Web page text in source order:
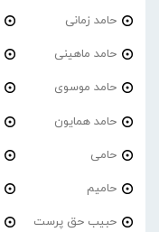
حامد زمانی
حامد ماهینی
حامد موسوی
حامد همایون
حامی
حامیم
حبیب حق پرست